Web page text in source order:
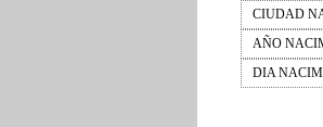
CIUDAD
AÑO
DIA